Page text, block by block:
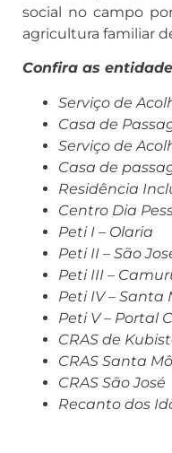
social no campo
agricultura familiar
Confira as
Serviço de
Casa de
Serviço de
Casa de
Residência
Centro Dia
Peti I – Olaria
Peti II – São
Peti III –
Peti IV – Santa
Peti V – Portal
CRAS de
CRAS Santa
CRAS São José
Recanto dos